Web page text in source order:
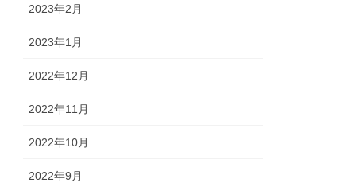
2023年2月
2023年1月
2022年12月
2022年11月
2022年10月
2022年9月